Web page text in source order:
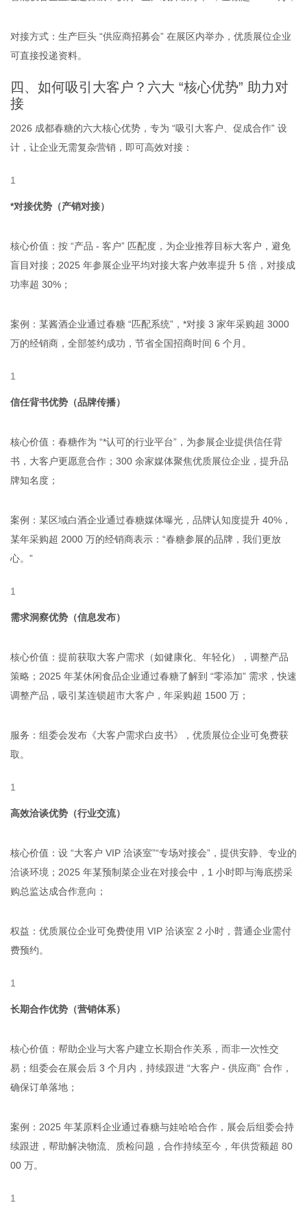
对接方式：生产巨头 “供应商招募会” 在展区内举办，优质展位企业
可直接投递资料。
四、如何吸引大客户？六大 “核心优势” 助力对
接
2026 成都春糖的六大核心优势，专为 “吸引大客户、促成合作” 设
计，让企业无需复杂营销，即可高效对接：
*对接优势（产销对接）
核心价值：按 “产品 - 客户” 匹配度，为企业推荐目标大客户，避免
盲目对接；2025 年参展企业平均对接大客户效率提升 5 倍，对接成
功率超 30%；
案例：某酱酒企业通过春糖 “匹配系统”，*对接 3 家年采购超 3000
万的经销商，全部签约成功，节省全国招商时间 6 个月。
信任背书优势（品牌传播）
核心价值：春糖作为 “*认可的行业平台”，为参展企业提供信任背
书，大客户更愿意合作；300 余家媒体聚焦优质展位企业，提升品
牌知名度；
案例：某区域白酒企业通过春糖媒体曝光，品牌认知度提升 40%，
某年采购超 2000 万的经销商表示：“春糖参展的品牌，我们更放
心。”
需求洞察优势（信息发布）
核心价值：提前获取大客户需求（如健康化、年轻化），调整产品
策略；2025 年某休闲食品企业通过春糖了解到 “零添加” 需求，快速
调整产品，吸引某连锁超市大客户，年采购超 1500 万；
服务：组委会发布《大客户需求白皮书》，优质展位企业可免费获
取。
高效洽谈优势（行业交流）
核心价值：设 “大客户 VIP 洽谈室”“专场对接会”，提供安静、专业的
洽谈环境；2025 年某预制菜企业在对接会中，1 小时即与海底捞采
购总监达成合作意向；
权益：优质展位企业可免费使用 VIP 洽谈室 2 小时，普通企业需付
费预约。
长期合作优势（营销体系）
核心价值：帮助企业与大客户建立长期合作关系，而非一次性交
易；组委会在展会后 3 个月内，持续跟进 “大客户 - 供应商” 合作，
确保订单落地；
案例：2025 年某原料企业通过春糖与娃哈哈合作，展会后组委会持
续跟进，帮助解决物流、质检问题，合作持续至今，年供货额超 80
00 万。